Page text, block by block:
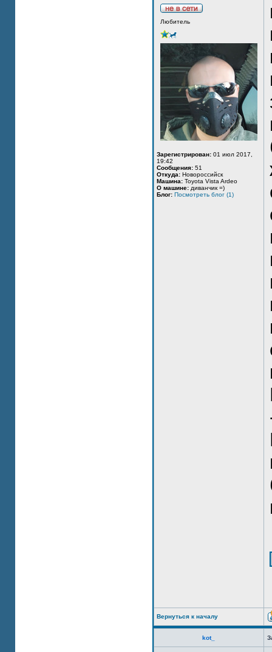
Любитель
Зарегистрирован: 01 июл 2017,
19:42
Сообщения: 51
Откуда: Новороссийск
Машина: Toyota Vista Ardeo
О машине: диванчик =)
Блог: Посмотреть блог (1)
Вернуться к началу
kot_